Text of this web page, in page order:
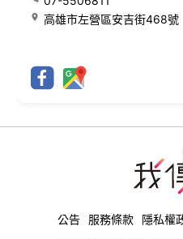
高雄市左營區安吉街468號
公告 服務條款 隱私權